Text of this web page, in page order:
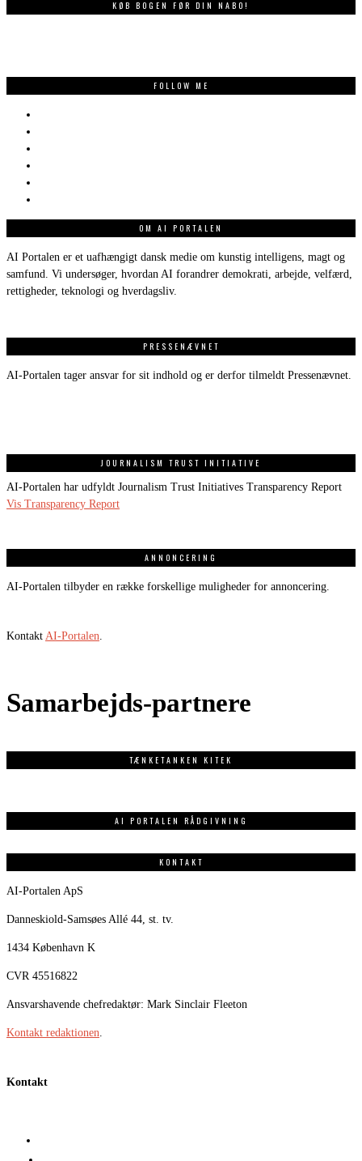
KØB BOGEN FØR DIN NABO!
FOLLOW ME
OM AI PORTALEN
AI Portalen er et uafhængigt dansk medie om kunstig intelligens, magt og
samfund. Vi undersøger, hvordan AI forandrer demokrati, arbejde, velfærd,
rettigheder, teknologi og hverdagsliv.
PRESSENÆVNET
AI-Portalen tager ansvar for sit indhold og er derfor tilmeldt Pressenævnet.
JOURNALISM TRUST INITIATIVE
AI-Portalen har udfyldt Journalism Trust Initiatives Transparency Report
Vis Transparency Report
ANNONCERING
AI-Portalen tilbyder en række forskellige muligheder for annoncering.
Kontakt AI-Portalen
Samarbejds-partnere
TÆNKETANKEN KITEK
AI PORTALEN RÅDGIVNING
KONTAKT
AI-Portalen ApS
Danneskiold-Samsøes Allé 44, st. tv.
1434 København K
CVR 45516822
Ansvarshavende chefredaktør: Mark Sinclair Fleeton
Kontakt redaktionen
Kontakt